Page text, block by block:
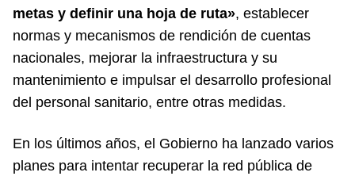
metas y definir una hoja de ruta», establecer
normas y mecanismos de rendición de cuentas
nacionales, mejorar la infraestructura y su
mantenimiento e impulsar el desarrollo profesional
del personal sanitario, entre otras medidas.
En los últimos años, el Gobierno ha lanzado varios
planes para intentar recuperar la red pública de